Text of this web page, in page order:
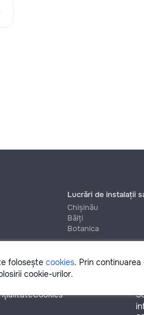
folosește cookies. Prin
cookie-urilor.
Lucrări de instalații
Chișinău
Bălți
Botanica
Cookies